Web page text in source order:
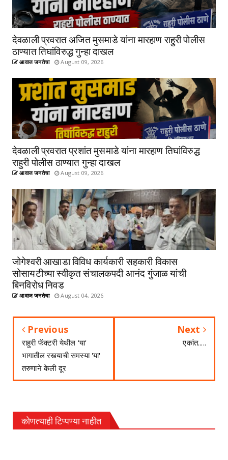
देवळाली प्रवरात अजित मुसमाडे यांना मारहाण राहुरी पोलीस
ठाण्यात तिघांविरुद्ध गुन्हा दाखल
आवाज जनतेचा August 09, 2026
देवळाली प्रवरात प्रशांत मुसमाडे यांना मारहाण तिघांविरुद्ध
राहुरी पोलीस ठाण्यात गुन्हा दाखल
आवाज जनतेचा August 09, 2026
जोगेश्वरी आखाडा विविध कार्यकारी सहकारी विकास
सोसायटीच्या स्वीकृत संचालकपदी आनंद गुंजाळ यांची
बिनविरोध निवड
आवाज जनतेचा August 04, 2026
Previous
राहुरी फॅक्टरी येथील 'या'
भागातील रस्त्याची समस्या 'या'
तरुणाने केली दूर
Next
एकांत.....
कोणत्याही टिप्पण्‍या नाहीत